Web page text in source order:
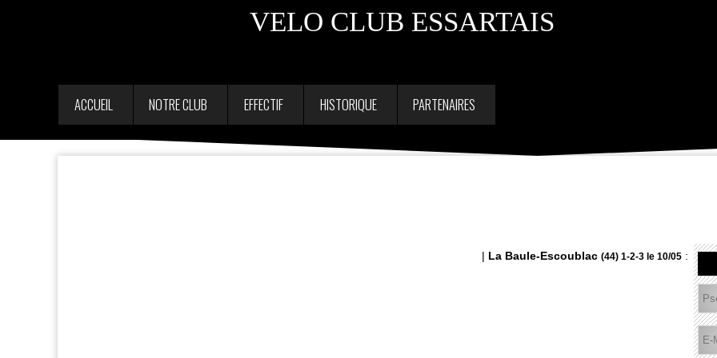
VELO CLUB ESSARTAIS
ACCUEIL NOTRE CLUB EFFECTIF HISTORIQUE PARTENAIRES
La Baule-Escoublac(44) 1-2-3 le 10/05: Manolo